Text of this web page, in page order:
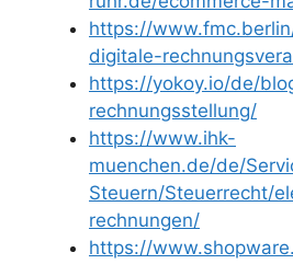
https://
digitale-
https://yokoy.io/de/
rechnungsstellung/
https://www.ihk-
muenchen.de/de/
Steuern/Steuerrecht/
rechnungen/
https://